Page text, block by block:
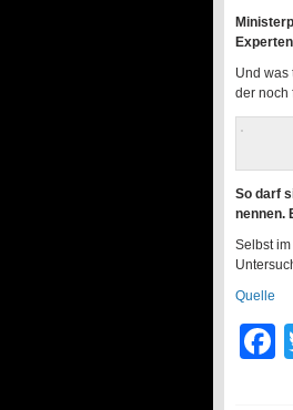
Und was
der noch
So darf
nennen.
Selbst
Quelle